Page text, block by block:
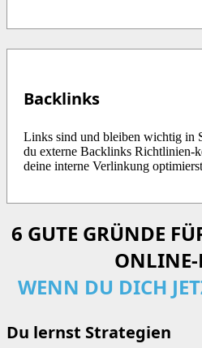
Backlinks
Links sind und bleiben wichtig in
du externe Backlinks Richtlinien-
deine interne Verlinkung
6 GUTE GRÜNDE
ONLINE-
WENN DU DICH
Du lernst Strategien